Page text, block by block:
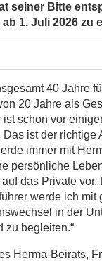
seiner Bitte
1. Juli 2026 zu
40 Jahre
20 Jahre als
ist schon vor
Das ist der richtige
immer mit
persönliche
das Private
werde ich mit
in der
zu begleiten.“
Herma-Beirats,